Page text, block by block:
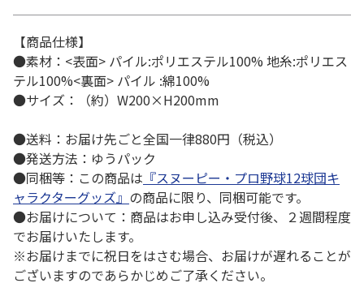
【商品仕様】
●素材：<表面> パイル:ポリエステル100% 地糸:ポリエス
テル100%<裏面> パイル :綿100%
●サイズ：（約）W200×H200mm
●送料：お届け先ごと全国一律880円（税込）
●発送方法：ゆうパック
●同梱等：この商品は 『スヌーピー・プロ野球12球団キ
ャラクターグッズ』 の商品に限り、同梱可能です。
●お届けについて：商品はお申し込み受付後、２週間程度
でお届けいたします。
※お届けまでに祝日をはさむ場合、お届けが遅れることが
ございますのであらかじめご了承ください。